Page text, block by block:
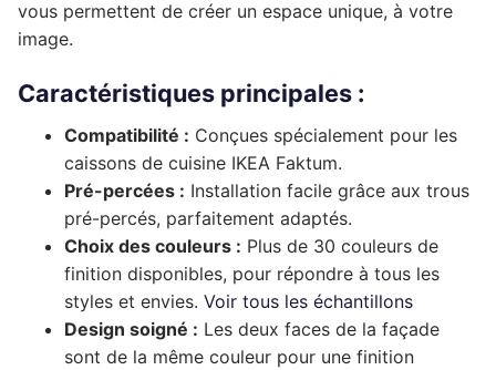
Complément rénovation de cuisine
Façade de tiroir
Complément rénovation de cuisine
Façade de porte
Façade de tiroir
Complément rénovation de cuisine
Pour caissons Ixina
Façade de porte
Façade de tiroir
Complément rénovation de cuisine
Pour caissons Lapeyre
Façade de porte
Façade de tiroir
Complément rénovation de cuisine
Pour caissons Mobalpa
Façade de porte
Façade de tiroir
Complément rénovation de cuisine
Pour caissons Schmidt
Façade de porte
Façade de tiroir
Complément rénovation de cuisine
Pour caissons SoCoo’c
Façade de porte
Façade de tiroir
vous permettent de créer un espace unique, à votre
image.
Caractéristiques principales :
Compatibilité : Conçues spécialement pour les
caissons de cuisine IKEA Faktum.
Pré-percées : Installation facile grâce aux trous
pré-percés, parfaitement adaptés.
Choix des couleurs : Plus de 30 couleurs de
finition disponibles, pour répondre à tous les
styles et envies. Voir tous les échantillons
Design soigné : Les deux faces de la façade
sont de la même couleur pour une finition